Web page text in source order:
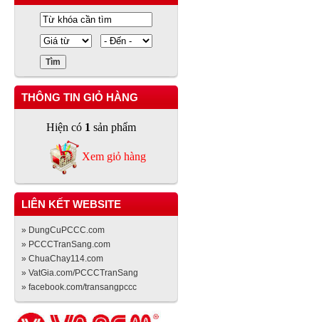
THÔNG TIN GIỎ HÀNG
Hiện có 1 sản phẩm
Xem giỏ hàng
LIÊN KẾT WEBSITE
» DungCuPCCC.com
» PCCCTranSang.com
» ChuaChay114.com
» VatGia.com/PCCCTranSang
» facebook.com/transangpccc